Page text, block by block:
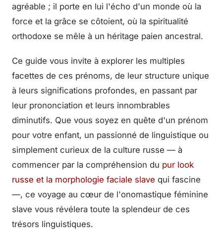
agréable ; il porte en lui l'écho d'un monde où la
force et la grâce se côtoient, où la spiritualité
orthodoxe se mêle à un héritage paien ancestral.
Ce guide vous invite à explorer les multiples
facettes de ces prénoms, de leur structure unique
à leurs significations profondes, en passant par
leur prononciation et leurs innombrables
diminutifs. Que vous soyez en quête d'un prénom
pour votre enfant, un passionné de linguistique ou
simplement curieux de la culture russe — à
commencer par la compréhension du pur look
russe et la morphologie faciale slave qui fascine
—, ce voyage au cœur de l'onomastique féminine
slave vous révélera toute la splendeur de ces
trésors linguistiques.